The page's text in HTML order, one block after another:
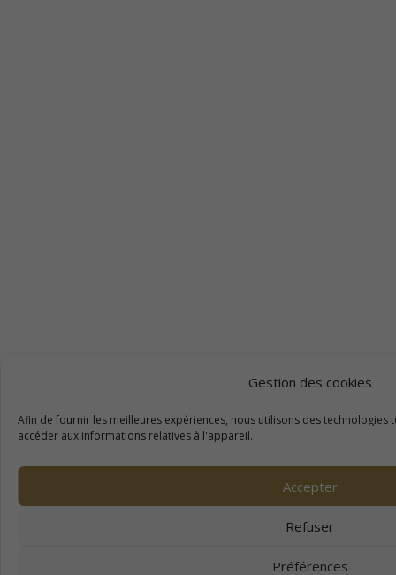
Gestion des cookies
Afin de fournir les meilleures expériences, nous utilisons des
accéder aux informations relatives à l'appareil.
Accepter
Refuser
Préférences